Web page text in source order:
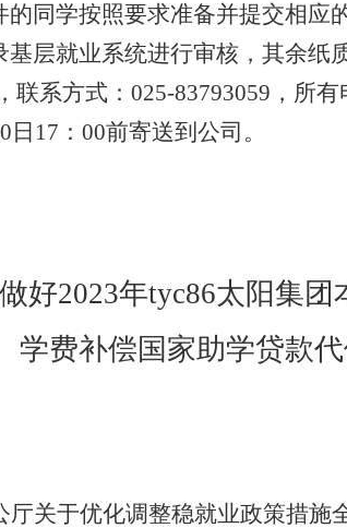
同学按照要求准备并提交相应
基层就业系统进行审核，其余纸
系方式：025-83793059，所有
日17：00前寄送到公司。
好2023年tyc86太阳集团
学费补偿国家助学贷款
厅关于优化调整稳就业政策措施